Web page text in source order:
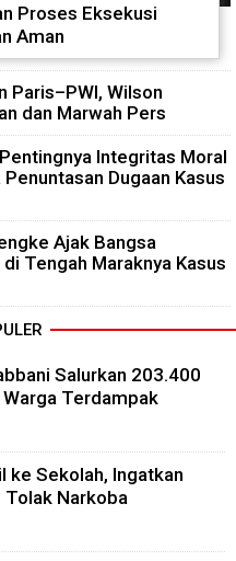
Proses Eksekusi
Aman
Paris–PWI, Wilson
dan Marwah Pers
Integritas Moral
Dugaan Kasus
Ajak Bangsa
Tengah Maraknya Kasus
Salurkan 203.400
Terdampak
ke Sekolah, Ingatkan
Tolak Narkoba